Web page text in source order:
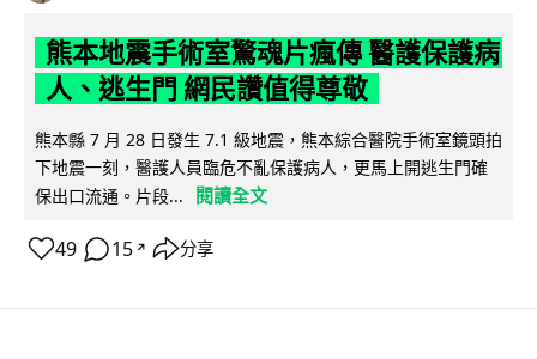
熊本地震手術室驚魂片瘋傳 醫護保護病
人、逃生門 網民讚值得尊敬
熊本縣 7 月 28 日發生 7.1 級地震，熊本綜合醫院手術室鏡頭拍
下地震一刻，醫護人員臨危不亂保護病人，更馬上開逃生門確
保出口流通。片段...
閱讀全文
49 15 ↗ 分享